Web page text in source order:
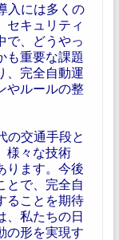
入には多くの
セキュリティ
で、どうやっ
も重要な課題
、完全自動運
やルールの整
の交通手段と
様々な技術
ります。今後
とで、完全自
ることを期待
、私たちの日
の形を実現す